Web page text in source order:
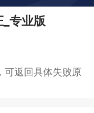
专业版
可返回具体失败原